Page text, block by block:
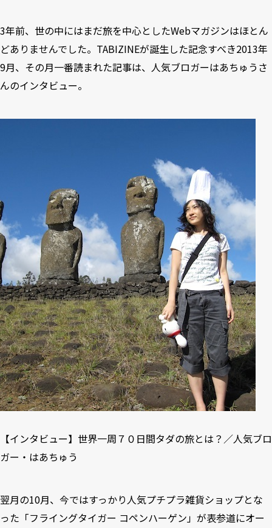
9
食べたい！勝手にランキング
10
行きたい！勝手にランキング
11
考えさせられた。勝手にランキング
3年前、世の中にはまだ旅を中心としたWebマガジンはほとん
どありませんでした。TABIZINEが誕生した記念すべき2013年
9月、その月一番読まれた記事は、人気ブロガーはあちゅうさ
んのインタビュー。
【インタビュー】世界一周７０日間タダの旅とは？／人気ブロ
ガー・はあちゅう
翌月の10月、今ではすっかり人気プチプラ雑貨ショップとな
った「フライングタイガー コペンハーゲン」が表参道にオー